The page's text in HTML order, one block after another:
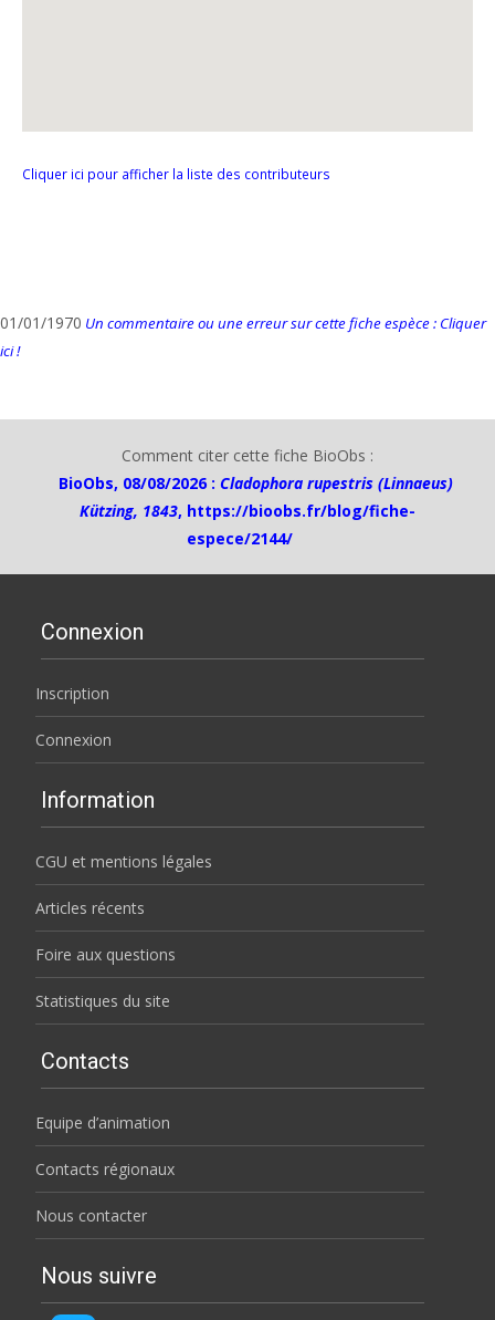
Cliquer ici pour afficher la liste des contributeurs
01/01/1970 Un commentaire ou une erreur sur cette fiche espèce : Cliquer
ici !
Comment citer cette fiche BioObs :
BioObs, 08/08/2026 : Cladophora rupestris (Linnaeus)
Kützing, 1843, https://bioobs.fr/blog/fiche-
espece/2144/
Connexion
Inscription
Connexion
Information
CGU et mentions légales
Articles récents
Foire aux questions
Statistiques du site
Contacts
Equipe d’animation
Contacts régionaux
Nous contacter
Nous suivre